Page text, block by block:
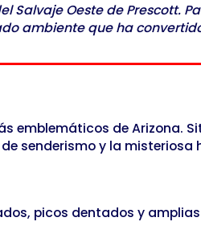
Salvaje Oeste de Prescott.
ambiente que ha
emblemáticos de Arizona.
senderismo y la misteriosa
picos dentados y